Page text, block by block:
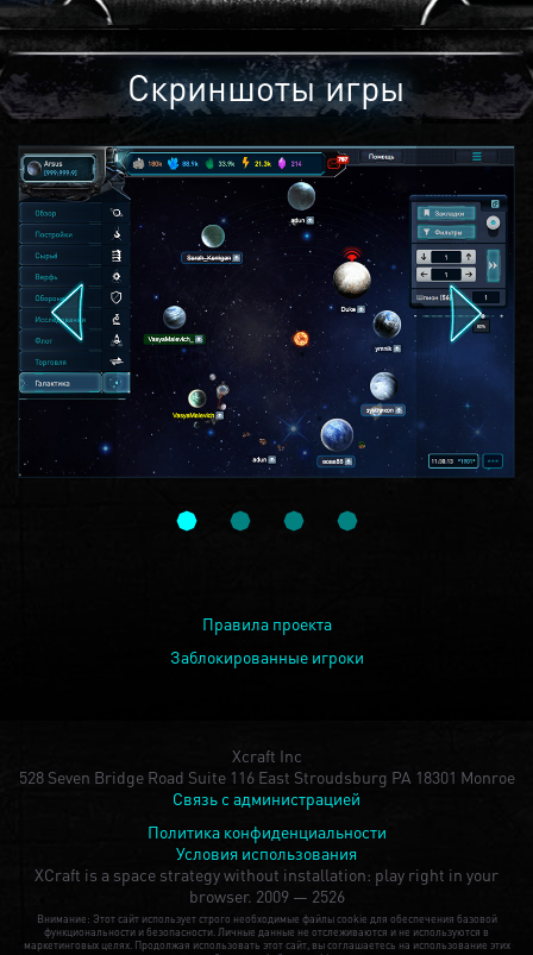
Скриншоты игры
Правила проекта
Заблокированные игроки
Xcraft Inc
528 Seven Bridge Road Suite 116 East Stroudsburg PA 18301 Monroe
Связь с администрацией
Политика конфиденциальности
Условия использования
XCraft is a space strategy without installation: play right in your
browser. 2009 — 2526
Внимание: Этот сайт использует строго необходимые файлы cookie для обеспечения базовой
функциональности и безопасности. Личные данные не отслеживаются и не используются в
маркетинговых целях. Продолжая использовать этот сайт, вы соглашаетесь на использование этих